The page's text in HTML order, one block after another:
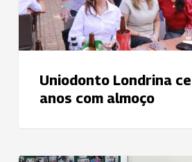
Uniodonto Londrina
anos com almoço